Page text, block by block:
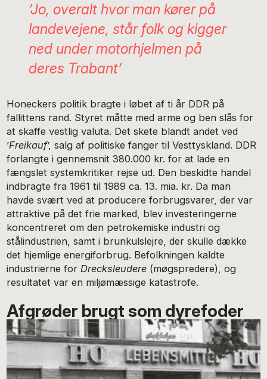
’Jo, overalt hvor man kører på
landevejene, står folk og kigger
ned under motorhjelmen på
deres Trabant’
Honeckers politik bragte i løbet af ti år DDR på
fallittens rand. Styret måtte med arme og ben slås for
at skaffe vestlig valuta. Det skete blandt andet ved
’Freikauf’, salg af politiske fanger til Vesttyskland. DDR
forlangte i gennemsnit 380.000 kr. for at lade en
fængslet systemkritiker rejse ud. Den beskidte handel
indbragte fra 1961 til 1989 ca. 13. mia. kr. Da man
havde svært ved at producere forbrugsvarer, der var
attraktive på det frie marked, blev investeringerne
koncentreret om den petrokemiske industri og
stålindustrien, samt i brunkulslejre, der skulle dække
det hjemlige energiforbrug. Befolkningen kaldte
industrierne forDrecksleudere (møgspredere), og
resultatet var en miljømæssige katastrofe.
Afgrøder brugt som dyrefoder